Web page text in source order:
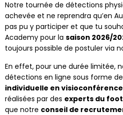
Notre tournée de détections
achevée et ne reprendra qu’en
pas pu y participer et que tu
Academy pour la saison 2026/
toujours possible de postuler via
En effet, pour une durée limitée,
détections en ligne sous forme de
individuelle en visioconférence
réalisées par des experts du
que notre conseil de